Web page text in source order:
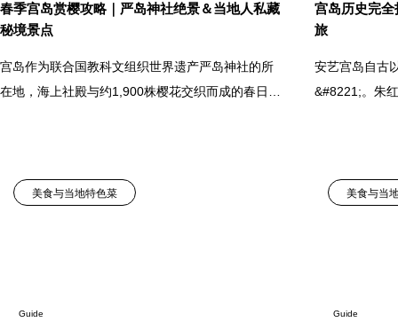
春季宫岛赏樱攻略｜严岛神社绝景＆当地人私藏
秘境景点
宫岛作为联合国教科文组织世界遗产严岛神社的所
在地，海上社殿与约1,900株樱花交织而成的春日景
宫岛历史完
旅
安艺宫岛自古
&#8221;。朱
美食与当地特色菜
Guide
美食与当
Guide